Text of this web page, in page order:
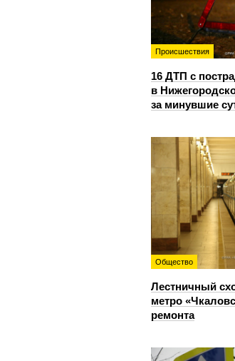
Происшествия
16 ДТП с
в
за минувшие
Общество
Лестничный
метро
ремонта